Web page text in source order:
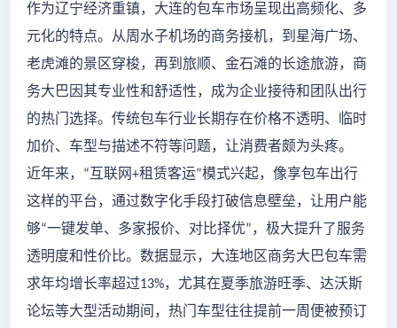
作为辽宁经济重镇，大连的包车市场呈现出高频化、多
元化的特点。从周水子机场的商务接机，到星海广场、
老虎滩的景区穿梭，再到旅顺、金石滩的长途旅游，商
务大巴因其专业性和舒适性，成为企业接待和团队出行
的热门选择。传统包车行业长期存在价格不透明、临时
加价、车型与描述不符等问题，让消费者颇为头疼。
近年来， “互联网+租赁客运”模式兴起，像享包车出行
这样的平台，通过数字化手段打破信息壁垒，让用户能
够“一键发单、多家报价、对比择优”，极大提升了服务
透明度和性价比。数据显示，大连地区商务大巴包车需
求年均增长率超过13%，尤其在夏季旅游旺季、达沃斯
论坛等大型活动期间，热门车型往往提前一周便被预订